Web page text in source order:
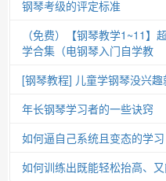
钢琴考级的评定标准
（免费）【钢琴教学1~11】
学合集（电钢琴入门自学教
[钢琴教程] 儿童学钢琴没兴
年长钢琴学习者的一些诀窍
如何逼自己系统且变态的学
如何训练出既能轻松抬高、